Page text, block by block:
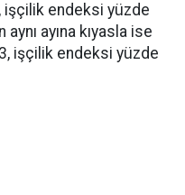
işçilik endeksi yüzde
ayına kıyasla ise
işçilik endeksi yüzde